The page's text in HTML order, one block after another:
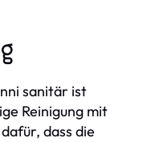
sanitär ist
Reinigung mit
dass die